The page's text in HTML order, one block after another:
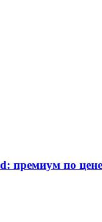
премиум по